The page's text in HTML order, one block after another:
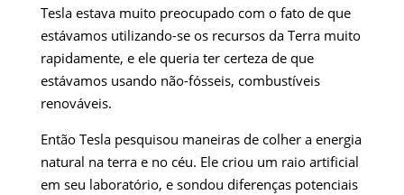
Tesla estava muito preocupado com o fato de que
estávamos utilizando-se os recursos da Terra muito
rapidamente, e ele queria ter certeza de que
estávamos usando não-fósseis, combustíveis
renováveis.
Então Tesla pesquisou maneiras de colher a energia
natural na terra e no céu. Ele criou um raio artificial
em seu laboratório, e sondou diferenças potenciais